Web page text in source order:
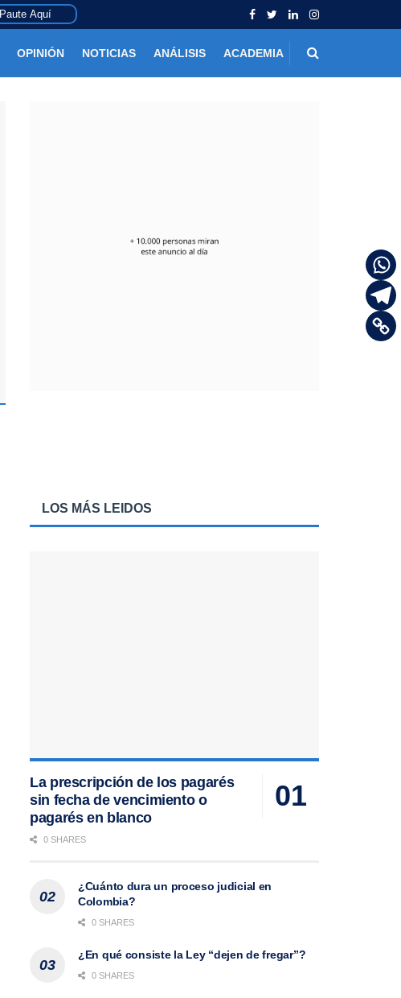
Paute Aquí
OPINIÓN NOTICIAS ANÁLISIS ACADEMIA
LOS MÁS LEIDOS
La prescripción de los pagarés
sin fecha de vencimiento o
pagarés en blanco
0 SHARES
¿Cuánto dura un proceso judicial en
Colombia?
0 SHARES
¿En qué consiste la Ley “dejen de fregar”?
0 SHARES